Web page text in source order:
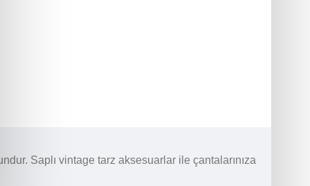
Saplı vintage tarz aksesuarlar ile çantalarınıza